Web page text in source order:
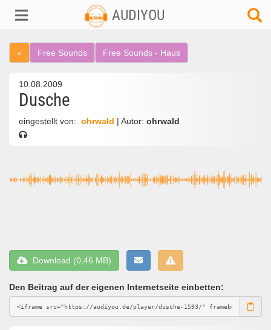
AUDIYOU
« Free Sounds Free Sounds - Haus
10.08.2009
Dusche
eingestellt von: ohrwald | Autor: ohrwald
Download (0,46 MB)
Den Beitrag auf der eigenen Internetseite einbetten: